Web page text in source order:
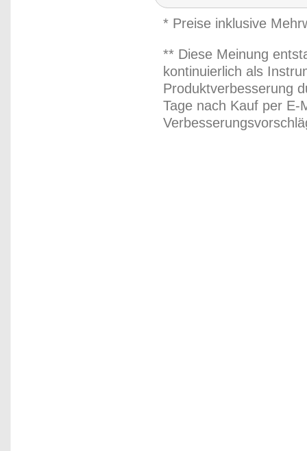
* Preise inklusive
** Diese Meinung
kontinuierlich als
Produktverbesserung
Tage nach Kauf per E-